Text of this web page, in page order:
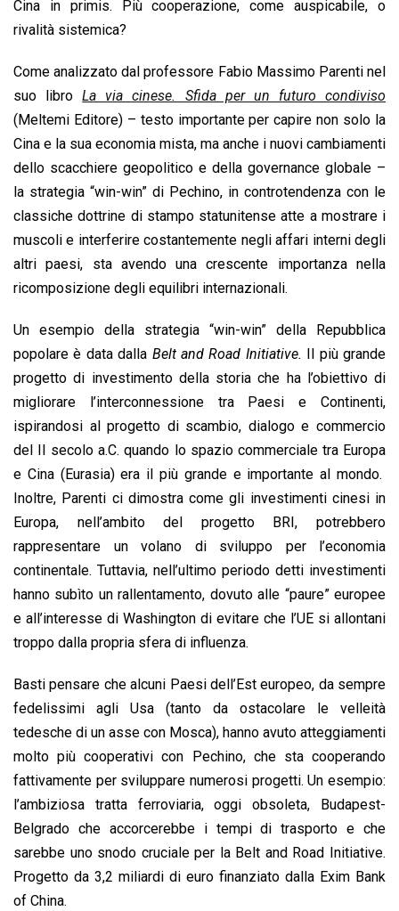
Cina in primis. Più cooperazione, come auspicabile, o
rivalità sistemica?
Come analizzato dal professore Fabio Massimo Parenti nel
suo libroLa via cinese. Sfida per un futuro condiviso
(Meltemi Editore) – testo importante per capire non solo la
Cina e la sua economia mista, ma anche i nuovi cambiamenti
dello scacchiere geopolitico e della governance globale –
la strategia “win-win” di Pechino, in controtendenza con le
classiche dottrine di stampo statunitense atte a mostrare i
muscoli e interferire costantemente negli affari interni degli
altri paesi, sta avendo una crescente importanza nella
ricomposizione degli equilibri internazionali.
Un esempio della strategia “win-win” della Repubblica
popolare è data dalla Belt and Road Initiative. Il più grande
progetto di investimento della storia che ha l’obiettivo di
migliorare l’interconnessione tra Paesi e Continenti,
ispirandosi al progetto di scambio, dialogo e commercio
del II secolo a.C. quando lo spazio commerciale tra Europa
e Cina (Eurasia) era il più grande e importante al mondo.
Inoltre, Parenti ci dimostra come gli investimenti cinesi in
Europa, nell’ambito del progetto BRI, potrebbero
rappresentare un volano di sviluppo per l’economia
continentale. Tuttavia, nell’ultimo periodo detti investimenti
hanno subìto un rallentamento, dovuto alle “paure” europee
e all’interesse di Washington di evitare che l’UE si allontani
troppo dalla propria sfera di influenza.
Basti pensare che alcuni Paesi dell’Est europeo, da sempre
fedelissimi agli Usa (tanto da ostacolare le velleità
tedesche di un asse con Mosca), hanno avuto atteggiamenti
molto più cooperativi con Pechino, che sta cooperando
fattivamente per sviluppare numerosi progetti. Un esempio:
l’ambiziosa tratta ferroviaria, oggi obsoleta, Budapest-
Belgrado che accorcerebbe i tempi di trasporto e che
sarebbe uno snodo cruciale per la Belt and Road Initiative.
Progetto da 3,2 miliardi di euro finanziato dalla Exim Bank
of China.